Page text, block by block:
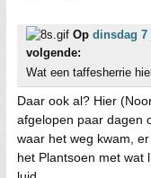
Op dinsdag 7
volgende:
Wat een taffesherrie
Daar ook al? Hier
afgelopen paar dagen
waar het weg kwam,
het Plantsoen met wat